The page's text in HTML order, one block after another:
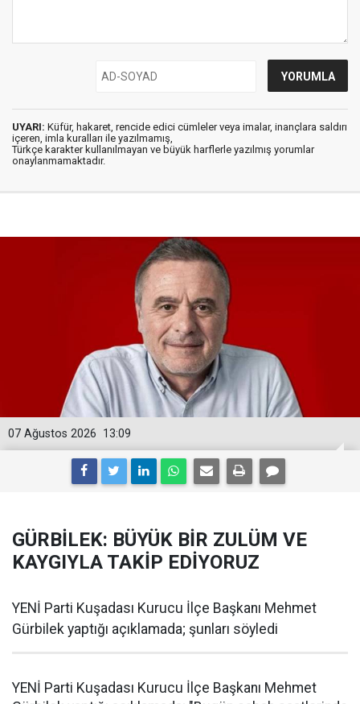
UYARI: Küfür, hakaret, rencide edici cümleler veya imalar, inançlara saldırı
içeren, imla kuralları ile yazılmamış,
Türkçe karakter kullanılmayan ve büyük harflerle yazılmış yorumlar
onaylanmamaktadır.
13:09
07 Ağustos 2026
GÜRBİLEK: BÜYÜK BİR ZULÜM VE
KAYGIYLA TAKİP EDİYORUZ
YENİ Parti Kuşadası Kurucu İlçe Başkanı Mehmet
Gürbilek yaptığı açıklamada; şunları söyledi
YENİ Parti Kuşadası Kurucu İlçe Başkanı Mehmet